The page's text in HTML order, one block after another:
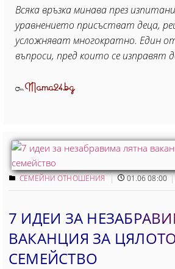
Всяка връзка минава през
уравнението присъстват деца,
усложняват многократно. Един
въпроси, пред които се изправят
ОтMama24.bg
СЕМЕЙНИ ОТНОШЕНИЯ 01.06 08:00
7 ИДЕИ ЗА
ВАКАНЦИЯ ЗА
СЕМЕЙСТВО